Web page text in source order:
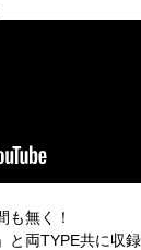
も無く！
両TYPE共に収